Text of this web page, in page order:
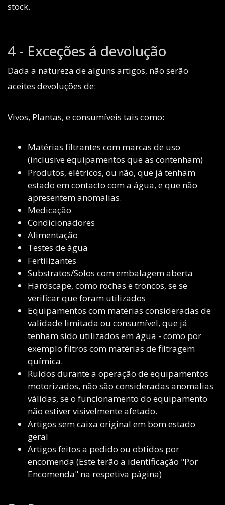
stock.
4 - Exceções á devolução
Dada a natureza de alguns artigos, não serão
aceites devoluções de:
Vivos, Plantas, e consumíveis tais como:
Matérias filtrantes com marcas de uso
(inclusive equipamentos que as contenham)
Produtos, elétricos, ou não, que já tenham
estado em contacto com a água, e que não
apresentem anomalias.
Medicação
Condicionadores
Alimentação
Testes de água
Fertilizantes
Substratos/Solos com embalagem aberta
Hardscape, como rochas e troncos, se se
verificar que foram utilizados
Equipamentos com matérias consideradas de
validade limitada ou consumível, que já
tenham sido utilizados em água - como por
exemplo filtros com matérias de filtragem
química.
Ruídos durante a operação de equipamentos
motorizados, não são consideradas anomalias
válidas, se o funcionamento do equipamento
não estiver visivelmente afetado.
Artigos sem caixa original em bom estado
geral
Artigos feitos a pedido ou obtidos por
encomenda (Este terão a identificação "Por
Encomenda" na respetiva página)